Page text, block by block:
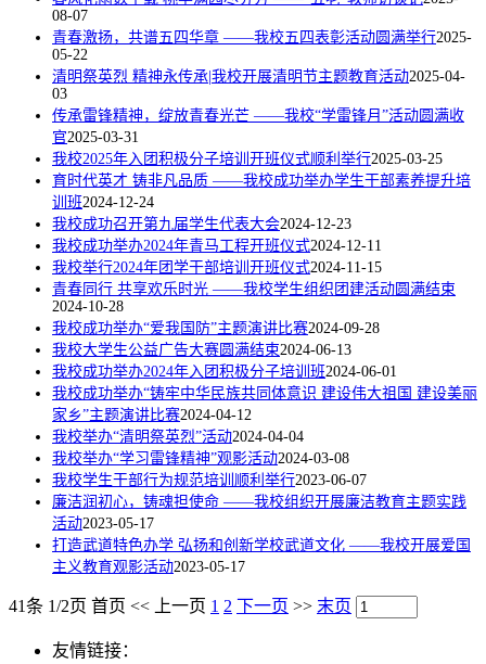
08-07
青春激扬，共谱五四华章 ——我校五四表彰活动圆满举行2025-
05-22
清明祭英烈 精神永传承|我校开展清明节主题教育活动2025-04-
03
传承雷锋精神，绽放青春光芒 ——我校“学雷锋月”活动圆满收
官2025-03-31
我校2025年入团积极分子培训开班仪式顺利举行2025-03-25
育时代英才 铸非凡品质 ——我校成功举办学生干部素养提升培
训班2024-12-24
我校成功召开第九届学生代表大会2024-12-23
我校成功举办2024年青马工程开班仪式2024-12-11
我校举行2024年团学干部培训开班仪式2024-11-15
青春同行 共享欢乐时光 ——我校学生组织团建活动圆满结束
2024-10-28
我校成功举办“爱我国防”主题演讲比赛2024-09-28
我校大学生公益广告大赛圆满结束2024-06-13
我校成功举办2024年入团积极分子培训班2024-06-01
我校成功举办“铸牢中华民族共同体意识 建设伟大祖国 建设美丽
家乡”主题演讲比赛2024-04-12
我校举办“清明祭英烈”活动2024-04-04
我校举办“学习雷锋精神”观影活动2024-03-08
我校学生干部行为规范培训顺利举行2023-06-07
廉洁润初心，铸魂担使命 ——我校组织开展廉洁教育主题实践
活动2023-05-17
打造武道特色办学 弘扬和创新学校武道文化 ——我校开展爱国
主义教育观影活动2023-05-17
41条 1/2页 首页 << 上一页 1 2 下一页 >> 末页
友情链接：